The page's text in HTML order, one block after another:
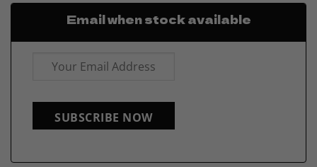
Email when stock available
SUBSCRIBE NOW